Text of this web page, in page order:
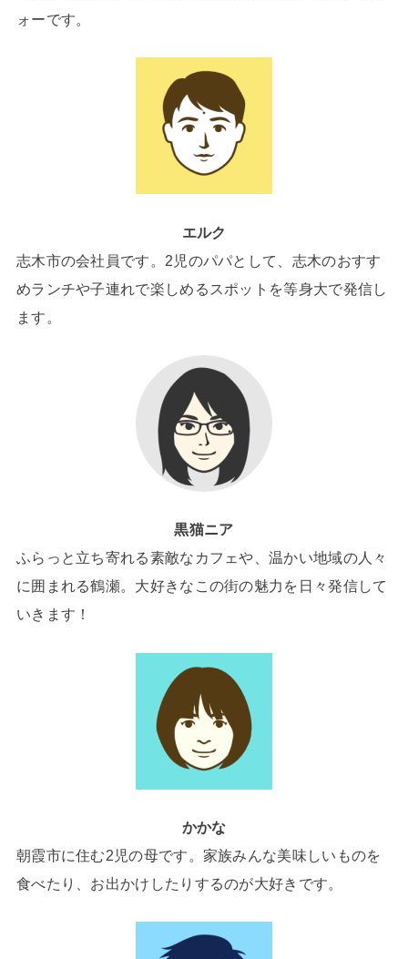
ォーです。
エルク
志木市の会社員です。2児のパパとして、志木のおすす
めランチや子連れで楽しめるスポットを等身大で発信し
ます。
黒猫ニア
ふらっと立ち寄れる素敵なカフェや、温かい地域の人々
に囲まれる鶴瀬。大好きなこの街の魅力を日々発信して
いきます！
かかな
朝霞市に住む2児の母です。家族みんな美味しいものを
食べたり、お出かけしたりするのが大好きです。